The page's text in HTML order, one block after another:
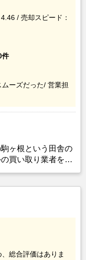
/ 売却スピード：
件
ーズだった/ 営業担
ヶ根という田舎の
買い取り業者をみ
ないと考えて売却
総合評価はありま